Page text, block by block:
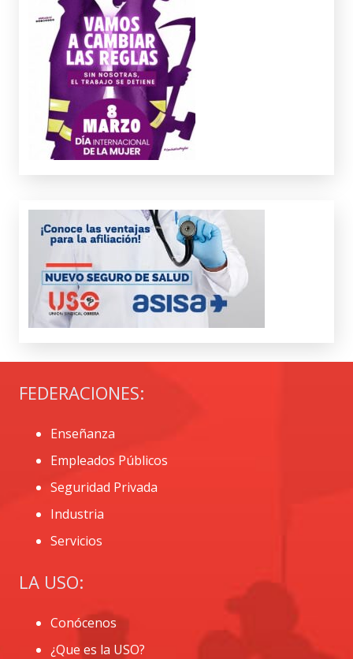
FEDERACIONES:
Enseñanza
Empleados Públicos
Seguridad Privada
Industria
Servicios
LA USO:
Conócenos
¿Que es la USO?